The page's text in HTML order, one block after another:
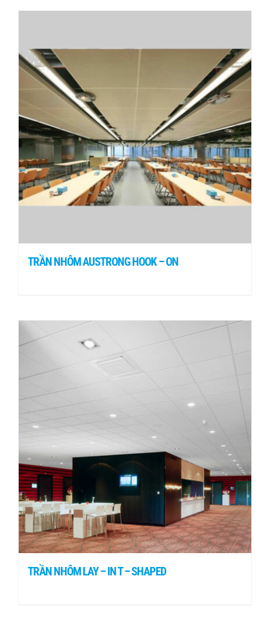
TRẦN NHÔM AUSTRONG HOOK – ON
TRẦN NHÔM LAY – IN T – SHAPED